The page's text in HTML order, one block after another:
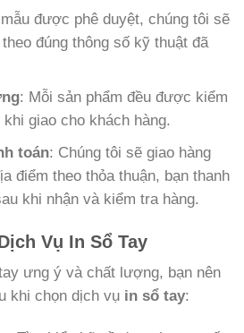
được phê duyệt, chúng tôi sẽ
đúng thông số kỹ thuật đã
: Mỗi sản phẩm đều được kiểm
giao cho khách hàng.
toán: Chúng tôi sẽ giao hàng
điểm theo thỏa thuận, bạn thanh
khi nhận và kiểm tra hàng.
Vụ In Sổ Tay
ưng ý và chất lượng, bạn nên
khi chọn dịch vụ in sổ tay: